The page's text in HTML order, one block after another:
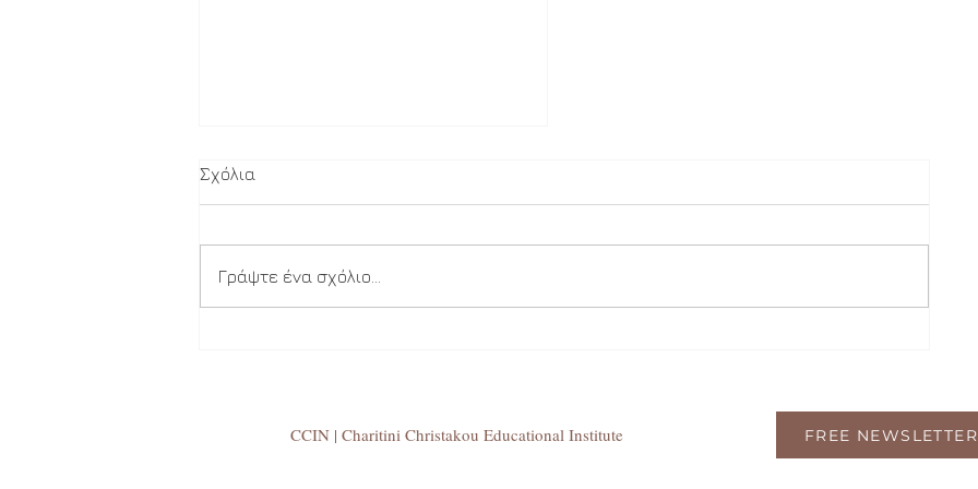
Στήριγμα
Σχόλια
Γράψτε ένα σχόλιο...
CCIN | Charitini Christakou Educational Institute FREE